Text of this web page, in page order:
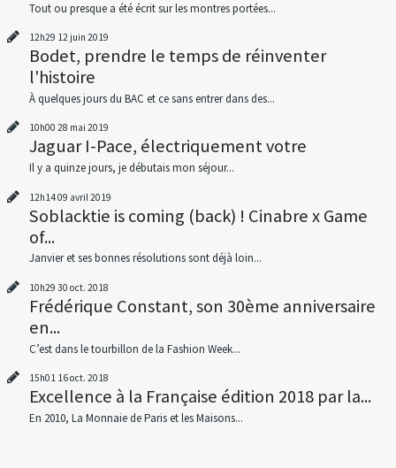
Tout ou presque a été écrit sur les montres portées...
12h29 12 juin 2019
Bodet, prendre le temps de réinventer
l'histoire
À quelques jours du BAC et ce sans entrer dans des...
10h00 28 mai 2019
Jaguar I-Pace, électriquement votre
Il y a quinze jours, je débutais mon séjour...
12h1409 avril 2019
Soblacktie is coming (back) ! Cinabre x Game
of...
Janvier et ses bonnes résolutions sont déjà loin...
10h29 30 oct. 2018
Frédérique Constant, son 30ème anniversaire
en...
C’est dans le tourbillon de la Fashion Week...
15h01 16oct. 2018
Excellence à la Française édition 2018 par la...
En 2010, La Monnaie de Paris et les Maisons...